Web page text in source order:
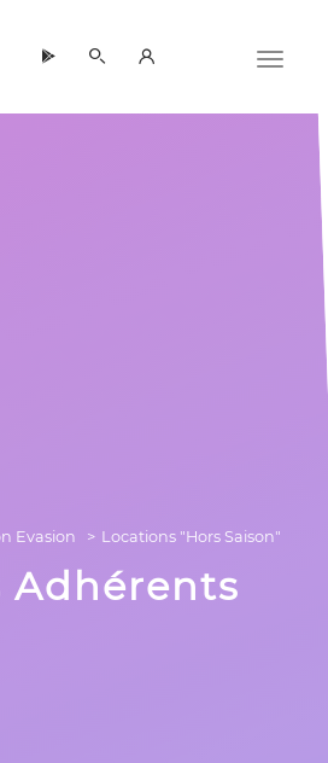
Evasion Locations "Hors Saison"
Adhérents